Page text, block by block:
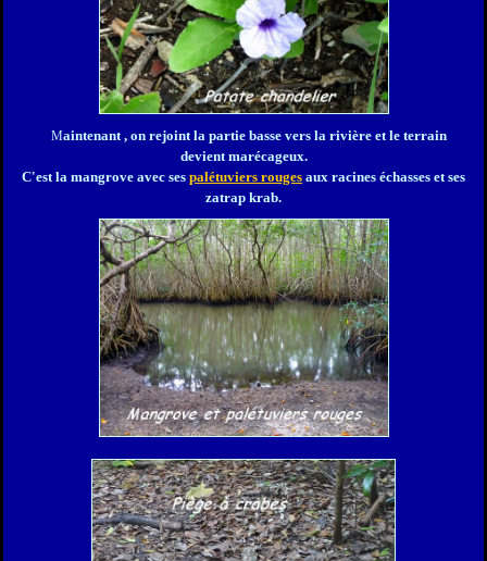
Maintenant , on rejoint la partie basse vers la rivière et le terrain
devient marécageux.
C'est la mangrove avec ses palétuviers rouges aux racines échasses et ses
zatrap krab.